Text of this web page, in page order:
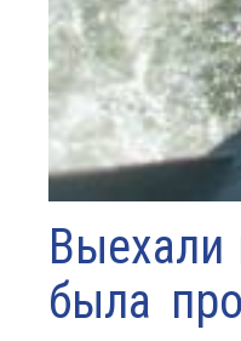
Выехали
была